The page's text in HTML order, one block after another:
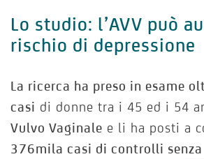
Lo studio: l’AVV può
rischio di depressione
La ricerca ha preso in esame
casi di donne tra i 45 ed i 54
Vulvo Vaginale e li ha posti a
376mila casi di controlli